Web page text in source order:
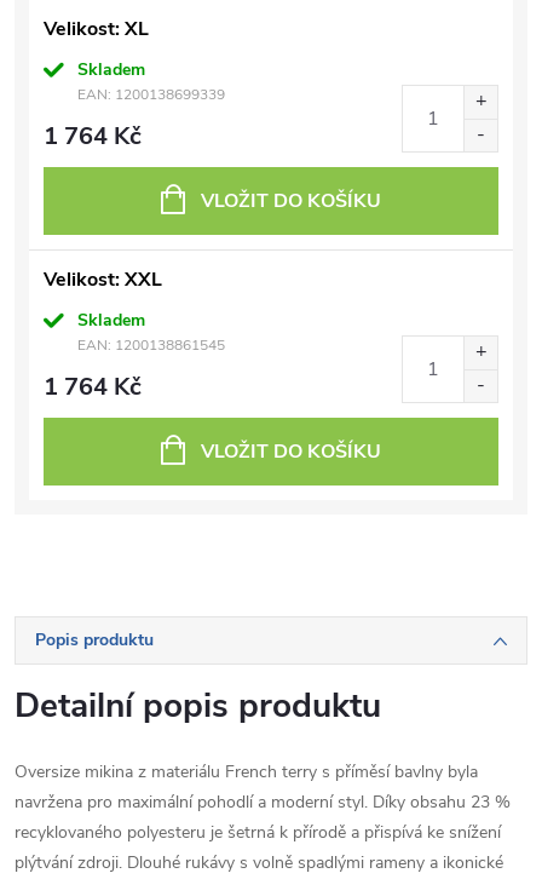
Velikost: XL
Skladem
EAN: 1200138699339
1 764 Kč
VLOŽIT DO KOŠÍKU
Velikost: XXL
Skladem
EAN: 1200138861545
1 764 Kč
VLOŽIT DO KOŠÍKU
Popis produktu
Detailní popis produktu
Oversize mikina z materiálu French terry s příměsí bavlny byla
navržena pro maximální pohodlí a moderní styl. Díky obsahu 23 %
recyklovaného polyesteru je šetrná k přírodě a přispívá ke snížení
plýtvání zdroji. Dlouhé rukávy s volně spadlými rameny a ikonické